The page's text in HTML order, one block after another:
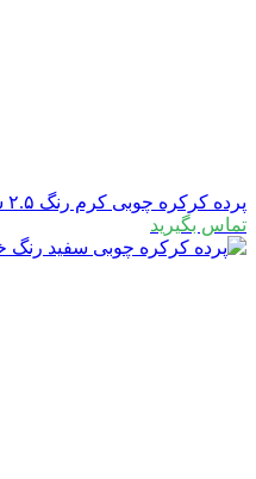
پرده کرکره چوبی کرم رنگ ۲.۵ سانتیمتری dp250
تماس بگیرید